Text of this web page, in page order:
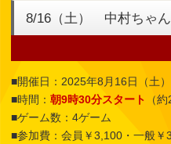
8/16（土） 中村ちゃん
■開催日：2025年8月16日（土）
■時間： 朝9時30分スタート
（
■ゲーム数：4ゲーム
■参加費：会員￥3,100・一般￥